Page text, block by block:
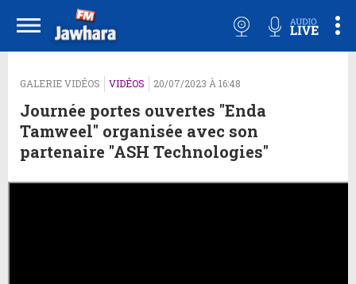
GALERIE VIDÉOS VIDÉOS 20/07/2023 À 16:48
Journée portes ouvertes "Enda
Tamweel" organisée avec son
partenaire "ASH Technologies"